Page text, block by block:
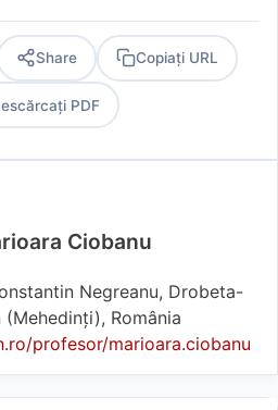
Share Copiați URL
PDF
Ciobanu
Negreanu, Drobeta-
(Mehedinţi), România
profesor/marioara.ciobanu